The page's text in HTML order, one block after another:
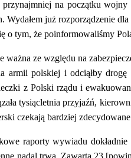
na początku
Wydałem już rozporządzenie
tym, że poinformowaliśmy
ważna ze względu na
armii polskiej i odciąłby
z Polski rządu i
tysiącletnia przyjaźń,
czekają bardziej
raporty wywiadu
nadal trwa. Zawarta 23